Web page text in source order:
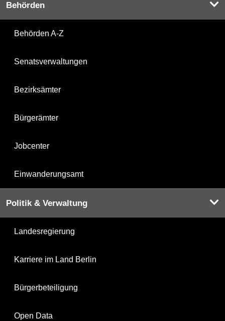
Behörden
Behörden A-Z
Senatsverwaltungen
Bezirksämter
Bürgerämter
Jobcenter
Einwanderungsamt
Politik & Verwaltung
Landesregierung
Karriere im Land Berlin
Bürgerbeteiligung
Open Data